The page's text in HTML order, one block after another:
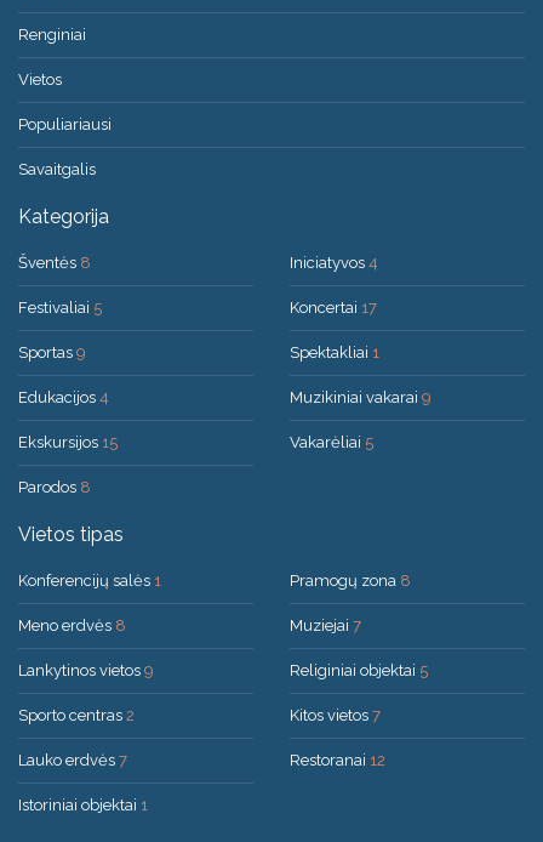
Renginiai
Vietos
Populiariausi
Savaitgalis
Kategorija
Šventės 8
Festivaliai 5
Sportas 9
Edukacijos 4
Ekskursijos 15
Parodos 8
Iniciatyvos 4
Koncertai 17
Spektakliai 1
Muzikiniai vakarai 9
Vakarėliai 5
Vietos tipas
Konferencijų salės 1
Meno erdvės 8
Lankytinos vietos 9
Sporto centras 2
Lauko erdvės 7
Istoriniai objektai 1
Pramogų zona 8
Muziejai 7
Religiniai objektai 5
Kitos vietos 7
Restoranai 12